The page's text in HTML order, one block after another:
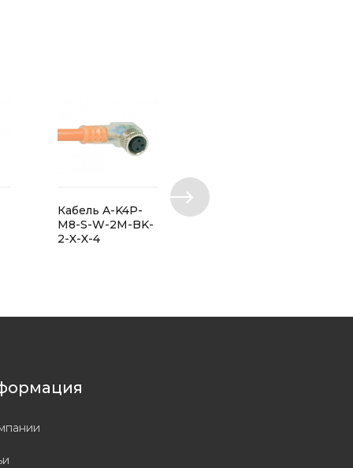
Кабель A-K4P-
M8-S-W-2M-BK-
2-X-X-4
Кабель A-K3P-